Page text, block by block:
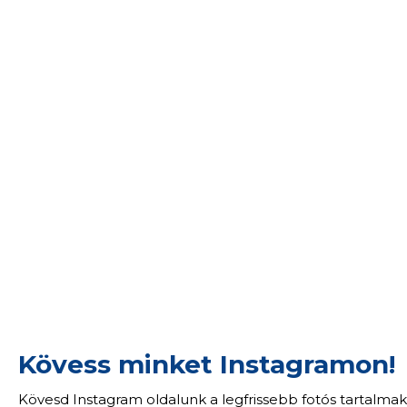
Kövess minket Instagramon!
Kövesd Instagram oldalunk a legfrissebb fotós